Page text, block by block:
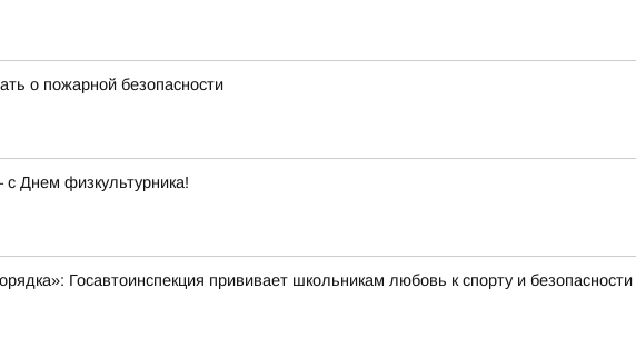
о пожарной безопасности
с Днем физкультурника!
Госавтоинспекция прививает школьникам любовь к спорту и безопасности